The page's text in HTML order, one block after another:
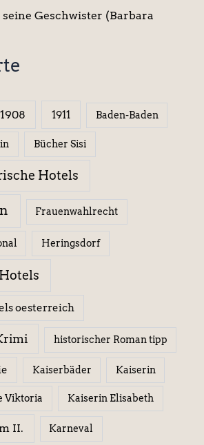
Geschwister (Barbara
1908 1911 Baden-Baden
Bücher Sisi
Hotels
Frauenwahlrecht
Heringsdorf
oesterreich
historischer Roman tipp
Kaiserbäder Kaiserin
Viktoria Kaiserin Elisabeth
II. Karneval